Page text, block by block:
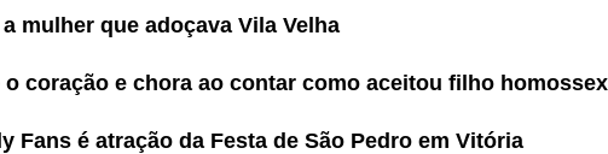
mulher que adoçava Vila Velha
coração e chora ao contar como aceitou filho
Fans é atração da Festa de São Pedro em Vitória